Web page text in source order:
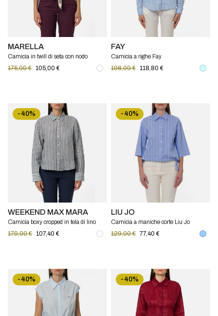
MARELLA
Camicia in twill di seta con nodo
Marella
175,00 € 105,00 €
FAY
Camicia a righe Fay
198,00 € 118,80 €
-40%
WEEKEND MAX MARA
Camicia boxy cropped in tela di lino
Wkdalbatro Weekend Max Mara
179,00 € 107,40 €
-40%
LIU JO
Camicia a maniche corte Liu Jo
129,00 € 77,40 €
-40% -40%